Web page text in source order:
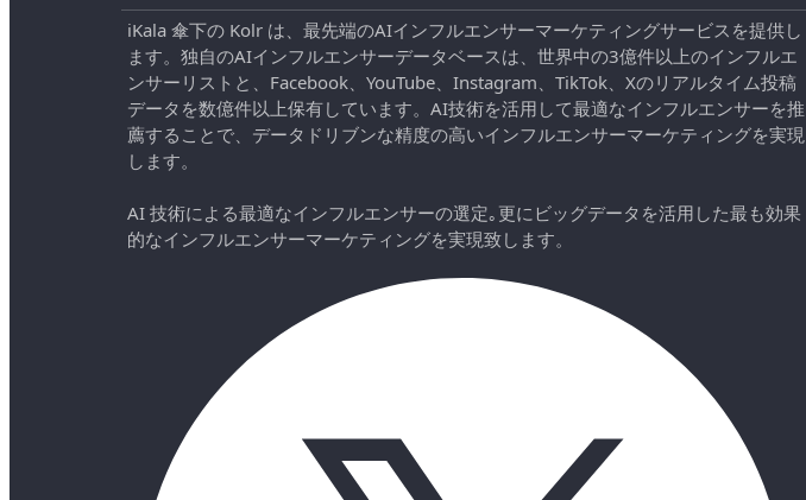
iKala 傘下の Kolr は、最先端のAIインフルエンサーマーケティングサービスを提供し
ます。独自のAIインフルエンサーデータベースは、世界中の3億件以上のインフルエ
ンサーリストと、Facebook、YouTube、Instagram、TikTok、Xのリアルタイム投稿
データを数億件以上保有しています。AI技術を活用して最適なインフルエンサーを推
薦することで、データドリブンな精度の高いインフルエンサーマーケティングを実現
します。
AI 技術による最適なインフルエンサーの選定｡更にビッグデータを活用した最も効果
的なインフルエンサーマーケティングを実現致します。